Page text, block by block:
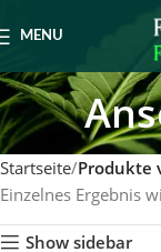
MENU
Startseite Produkte
Einzelnes Ergebnis
Show sidebar